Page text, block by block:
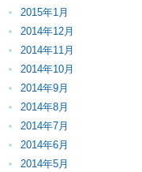
2015年1月
2014年12月
2014年11月
2014年10月
2014年9月
2014年8月
2014年7月
2014年6月
2014年5月